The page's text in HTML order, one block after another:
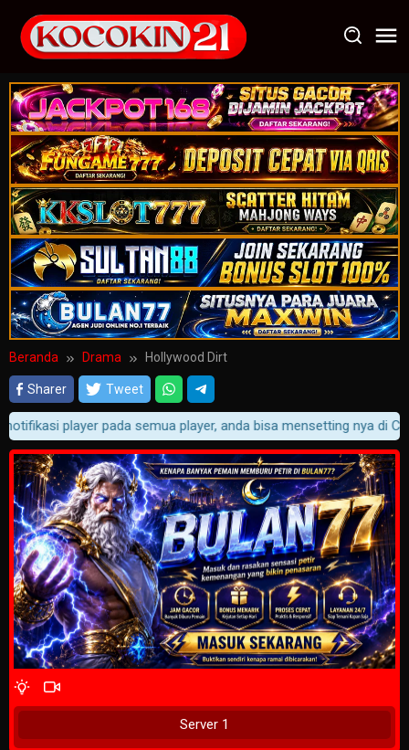
konten
Beranda Drama Hollywood Dirt
Sharer Tweet
player pada semua player, anda bisa mensetting nya di
Tunggu 2 Detik
4 Wait Time
Server 1